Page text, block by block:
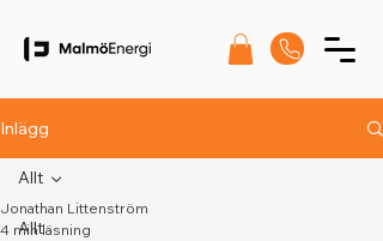
Inlägg
Allt
Allt
Jonathan Littenström
4 min läsning